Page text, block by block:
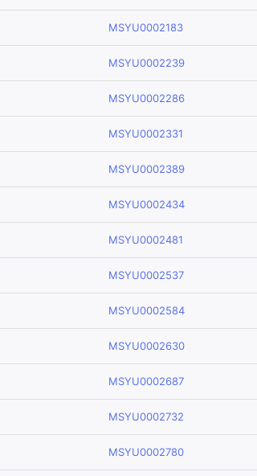
MSYU0002183
MSYU0002239
MSYU0002286
MSYU0002331
MSYU0002389
MSYU0002434
MSYU0002481
MSYU0002537
MSYU0002584
MSYU0002630
MSYU0002687
MSYU0002732
MSYU0002780